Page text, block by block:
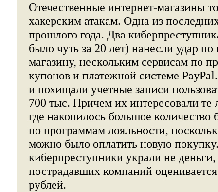
Отечественные интернет-магазины
хакерским атакам. Одна из
прошлого года. Два
было чуть за 20 лет) нанесли удар
магазину, нескольким сервисам по
купонов и платежной системе
и похищали учетные записи
700 тыс. Причем их интересовали те
где накопилось большое количество
по программам лояльности,
можно было оплатить новую
киберпреступники украли не
пострадавших компаний
рублей.